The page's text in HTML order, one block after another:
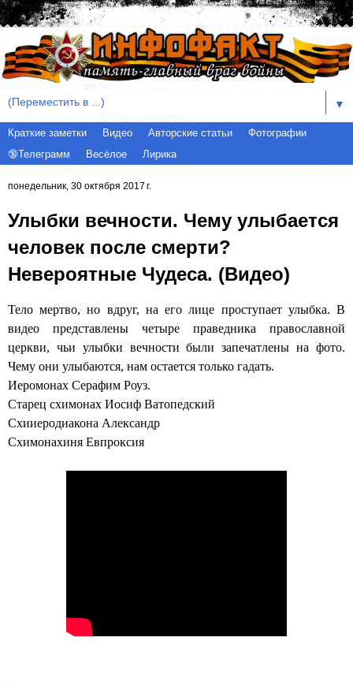
▼
Краткие заметки Видео Авторские статьи
Фотографии
🔞Телеграмм
Весёлое Лирика
понедельник, 30 октября 2017 г.
Улыбки вечности. Чему улыбается
человек после смерти?
Невероятные Чудеса. (Видео)
Тело мертво, но вдруг, на его лице проступает улыбка. В
видео представлены четыре праведника православной
церкви, чьи улыбки вечности были запечатлены на фото.
Чему они улыбаются, нам остается только гадать.
Иеромонах Серафим Роуз.
Старец схимонах Иосиф Ватопедский
Схииеродиакона Александр
Схимонахиня Евпроксия